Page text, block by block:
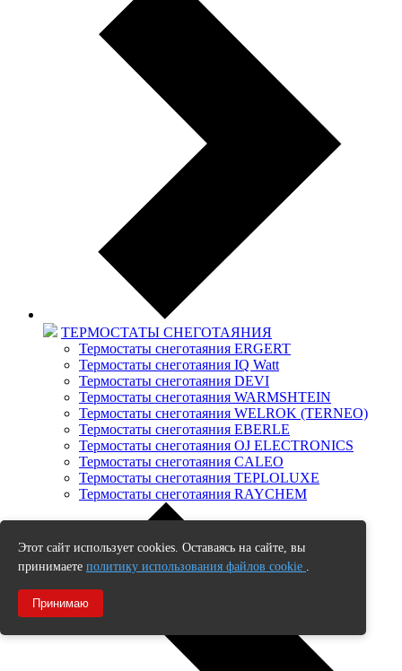
ТЕРМОСТАТЫ СНЕГОТАЯНИЯ
Термостаты снеготаяния ERGERT
Термостаты снеготаяния IQ Watt
Термостаты снеготаяния DEVI
Термостаты снеготаяния WARMSHTEIN
Термостаты снеготаяния WELROK (TERNEO)
Термостаты снеготаяния EBERLE
Термостаты снеготаяния OJ ELECTRONICS
Термостаты снеготаяния CALEO
Термостаты снеготаяния TEPLOLUXE
Термостаты снеготаяния RAYCHEM
Этот сайт использует cookies. Оставаясь на сайте, вы
принимаете политику использования файлов cookie .
Принимаю